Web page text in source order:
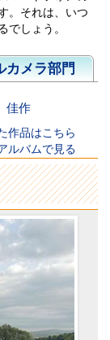
。それは、いつ
でしょう。
カメラ部門
佳作
作品はこちら
ルバムで見る